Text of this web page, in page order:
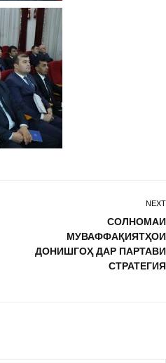
NEXT
СОЛНОМАИ
МУВАФФАҚИЯТҲОИ
ДОНИШГОҲ ДАР ПАРТАВИ
СТРАТЕГИЯ